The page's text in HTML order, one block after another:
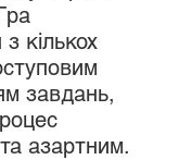
кількох
завдань,
азартним.